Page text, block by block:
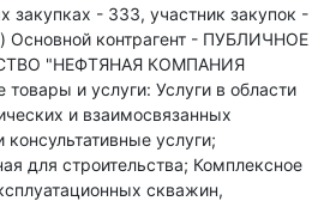
закупках - 333, участник закупок -
Основной контрагент - ПУБЛИЧНОЕ
"НЕФТЯНАЯ КОМПАНИЯ
и услуги: Услуги в области
и взаимосвязанных
услуги;
для строительства; Комплексное
скважин,